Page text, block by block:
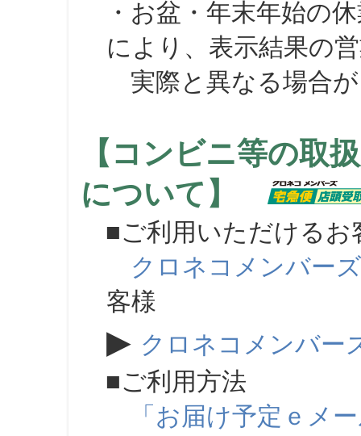
・お盆・年末年始の
により、表示結果の
実際と異なる場合が
【コンビニ等の取
について】
■ご利用いただけるお
クロネコメンバーズ
客様
▶ クロネコメンバー
■ご利用方法
「お届け予定ｅメ